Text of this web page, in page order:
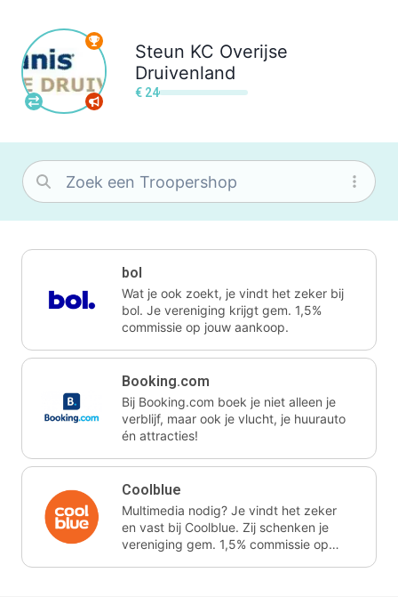
Steun KC Overijse
Druivenland
€ 24
bol
Wat je ook zoekt, je vindt het zeker bij
bol. Je vereniging krijgt gem. 1,5%
commissie op jouw aankoop.
Booking.com
Bij Booking.com boek je niet alleen je
verblijf, maar ook je vlucht, je huurauto
én attracties!
Coolblue
Multimedia nodig? Je vindt het zeker
en vast bij Coolblue. Zij schenken je
vereniging gem. 1,5% commissie op